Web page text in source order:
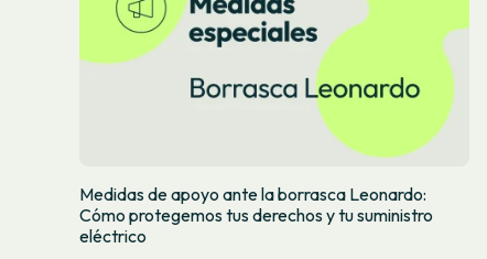
Medidas de apoyo ante la borrasca Leonardo:
Cómo protegemos tus derechos y tu suministro
eléctrico